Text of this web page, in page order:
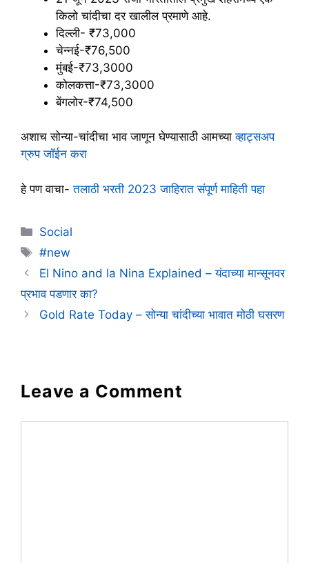
किलो चांदीचा दर खालील प्रमाणे आहे.
दिल्ली- ₹73,000
चेन्नई-₹76,500
मुंबई-₹73,3000
कोलकत्ता-₹73,3000
बेंगलोर-₹74,500
अशाच सोन्या-चांदीचा भाव जाणून घेण्यासाठी आमच्याव्हाट्सअप
ग्रुप जॉईन करा
हे पण वाचा-तलाठी भरती 2023 जाहिरात संपूर्ण माहिती पहा
Categories
Social
Tags
#new
El Nino and la Nina Explained – यंदाच्या मान्सूनवर
प्रभाव पडणार का?
Gold Rate Today – सोन्या चांदीच्या भावात मोठी घसरण
Leave a Comment